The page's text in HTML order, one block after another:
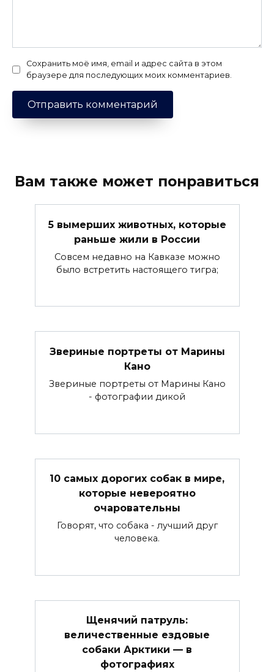
Сохранить моё имя, email и адрес сайта в этом
браузере для последующих моих комментариев.
Вам также может понравиться
5 вымерших животных, которые
раньше жили в России
Совсем недавно на Кавказе можно
было встретить настоящего тигра;
Звериные портреты от Марины
Кано
Звериные портреты от Марины Кано
- фотографии дикой
10 самых дорогих собак в мире,
которые невероятно
очаровательны
Говорят, что собака - лучший друг
человека.
Щенячий патруль:
величественные ездовые
собаки Арктики — в
фотографиях